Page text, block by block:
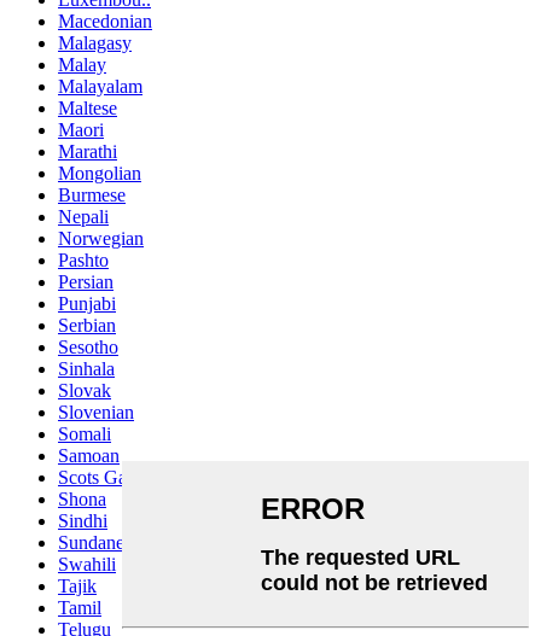
Macedonian
Malagasy
Malay
Malayalam
Maltese
Maori
Marathi
Mongolian
Burmese
Nepali
Norwegian
Pashto
Persian
Punjabi
Serbian
Sesotho
Sinhala
Slovak
Slovenian
Somali
Samoan
Scots Gaelic
Shona
Sindhi
Sundanese
Swahili
Tajik
Tamil
Telugu